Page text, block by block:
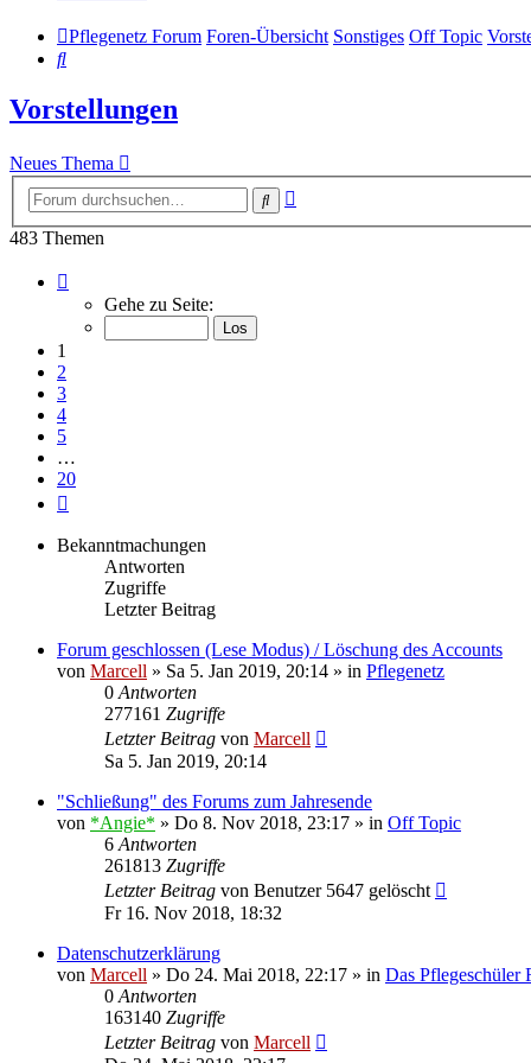
Pflegenetz Forum Foren-Übersicht Sonstiges Off Topic
Suche
Vorstellungen
Neues Thema
Suche
483 Themen
von
Gehe zu Seite:
1
2
3
4
5
…
20
Bekanntmachungen
Antworten
Zugriffe
Letzter Beitrag
Forum geschlossen (Lese Modus) / Löschung des Accounts
von Marcell » Sa 5. Jan 2019, 20:14 » in Pflegenetz
0 Antworten
277161 Zugriffe
Letzter Beitrag von Marcell
Sa 5. Jan 2019, 20:14
"Schließung" des Forums zum Jahresende
von *Angie* » Do 8. Nov 2018, 23:17 » in Off Topic
6 Antworten
261813 Zugriffe
Letzter Beitrag von Benutzer 5647 gelöscht
Fr 16. Nov 2018, 18:32
Datenschutzerklärung
von Marcell » Do 24. Mai 2018, 22:17 » in Das Pflegeschüler
0 Antworten
163140 Zugriffe
Letzter Beitrag von Marcell